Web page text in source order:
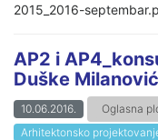
2015_2016-
AP2 i
Duške Milanović
10.06.2016. Oglasna
Arhitektonsko